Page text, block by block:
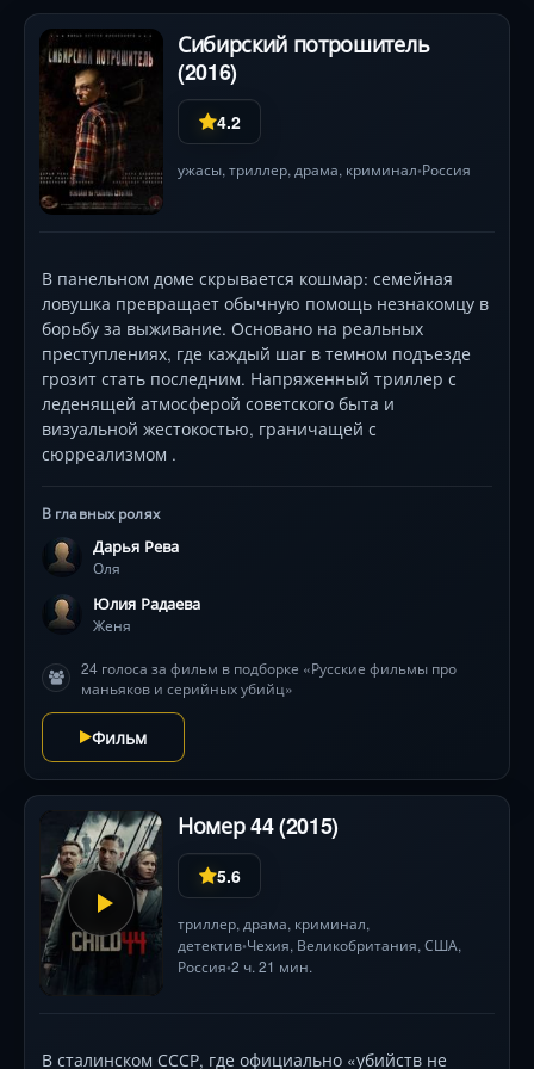
Сибирский потрошитель
(2016)
4.2
ужасы, триллер, драма, криминал•Россия
В панельном доме скрывается кошмар: семейная
ловушка превращает обычную помощь незнакомцу в
борьбу за выживание. Основано на реальных
преступлениях, где каждый шаг в темном подъезде
грозит стать последним. Напряженный триллер с
леденящей атмосферой советского быта и
визуальной жестокостью, граничащей с
сюрреализмом .
В главных ролях
Дарья Рева
Оля
Юлия Радаева
Женя
24 голоса за фильм в подборке «Русские фильмы про
маньяков и серийных убийц»
Фильм
Номер 44 (2015)
5.6
триллер, драма, криминал,
детектив•Чехия, Великобритания, США,
Россия•2 ч. 21 мин.
В сталинском СССР, где официально «убийств не